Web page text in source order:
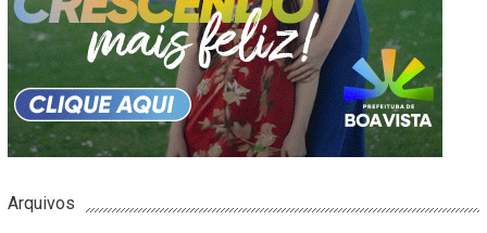
Arquivos